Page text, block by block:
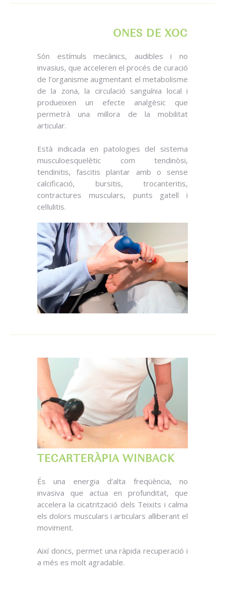
ONES DE XOC
Són estímuls mecànics, audibles i no
invasius, que acceleren el procés de curació
de l’organisme augmentant el metabolisme
de la zona, la circulació sanguínia local i
produeixen un efecte analgèsic que
permetrà una millora de la mobilitat
articular.
Està indicada en patologies del sistema
musculoesquelètic com tendinòsi,
tendinitis, fascitis plantar amb o sense
calcificació, bursitis, trocanteritis,
contractures musculars, punts gatell i
cel·lulitis.
TECARTERÀPIA WINBACK
És una energia d’alta freqüència, no
invasiva que actua en profunditat, que
accelera la cicatrització dels Teixits i calma
els dolors musculars i articulars alliberant el
moviment.
Així doncs, permet una ràpida recuperació i
a més es molt agradable.